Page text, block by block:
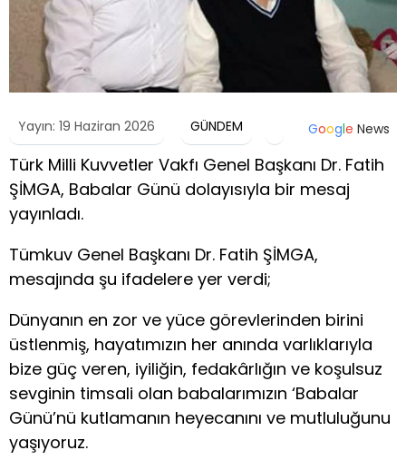
Yayın: 19 Haziran 2026 GÜNDEM Google News
Türk Milli Kuvvetler Vakfı Genel Başkanı Dr. Fatih
ŞİMGA, Babalar Günü dolayısıyla bir mesaj
yayınladı.
Tümkuv Genel Başkanı Dr. Fatih ŞİMGA,
mesajında şu ifadelere yer verdi;
Dünyanın en zor ve yüce görevlerinden birini
üstlenmiş, hayatımızın her anında varlıklarıyla
bize güç veren, iyiliğin, fedakârlığın ve koşulsuz
sevginin timsali olan babalarımızın ‘Babalar
Günü’nü kutlamanın heyecanını ve mutluluğunu
yaşıyoruz.